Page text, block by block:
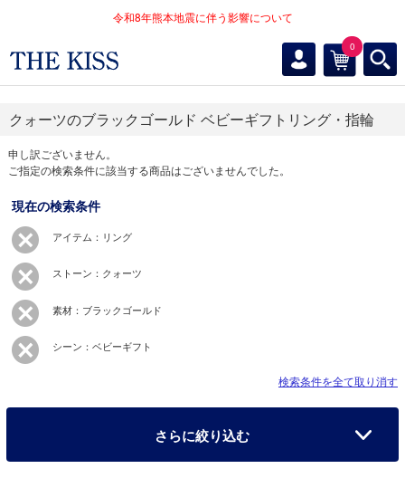
令和8年熊本地震に伴う影響について
0
クォーツのブラックゴールド ベビーギフトリング・指輪
申し訳ございません。
ご指定の検索条件に該当する商品はございませんでした。
現在の検索条件
アイテム：リング
ストーン：クォーツ
素材：ブラックゴールド
シーン：ベビーギフト
検索条件を全て取り消す
さらに絞り込む